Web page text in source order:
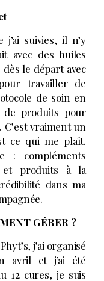
suivies, il n’y
avec des huiles
dès le départ avec
travailler de
de soin en
de produits pour
vraiment un
ce qui me plaît.
: compléments
et produits à la
dans ma
GÉRER ?
j’ai organisé
avril et j’ai été
12 cures, je suis